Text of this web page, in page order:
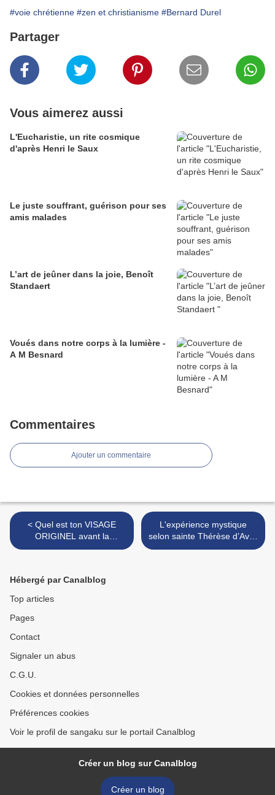
#voie chrétienne #zen et christianisme #Bernard Durel
Partager
Vous aimerez aussi
L'Eucharistie, un rite cosmique
d'après Henri le Saux
Le juste souffrant, guérison pour ses
amis malades
L’art de jeûner dans la joie, Benoît
Standaert
Voués dans notre corps à la lumière -
A M Besnard
Commentaires
Ajouter un commentaire
< Quel est ton VISAGE
ORIGINEL avant la
naissance de tes parents ?
L'expérience mystique
selon sainte Thérèse d’Avila
d'après un enseignement
Hébergé par Canalblog
Top articles
Pages
Contact
Signaler un abus
C.G.U.
Cookies et données personnelles
Préférences cookies
Voir le profil de sangaku sur le portail Canalblog
Créer un blog sur Canalblog
Créer un blog